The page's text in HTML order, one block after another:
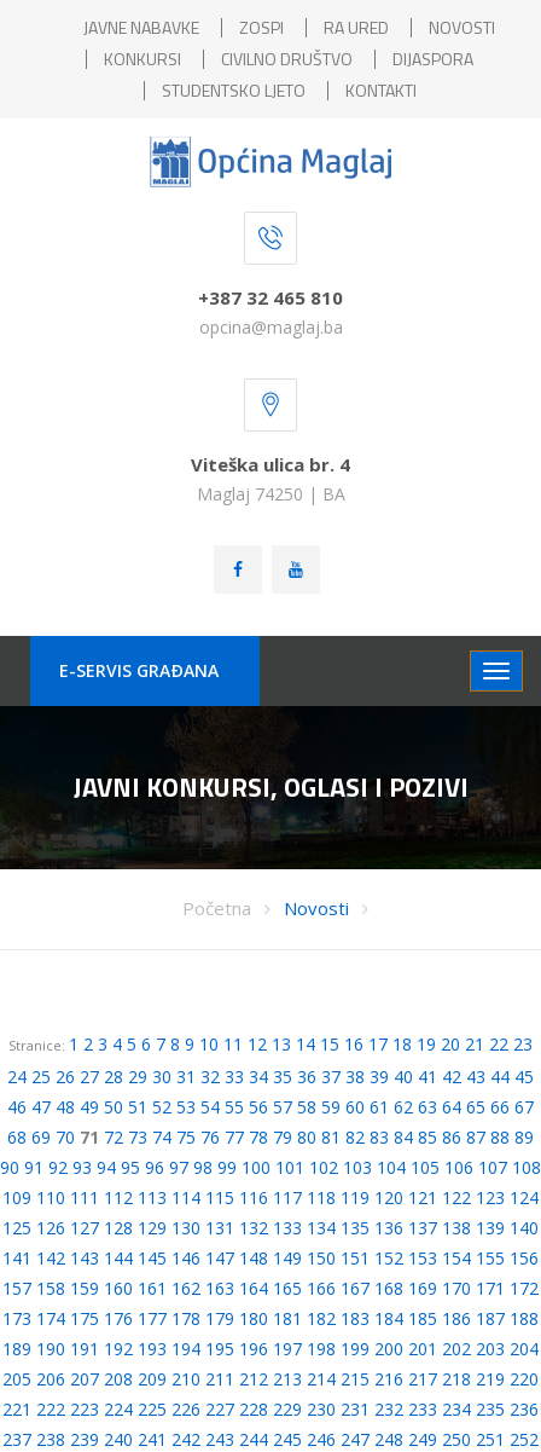
JAVNE NABAVKE ZOSPI RA URED
NOVOSTI
KONKURSI
CIVILNO DRUŠTVO
DIJASPORA
STUDENTSKO LJETO
KONTAKTI
+387 32 465 810
opcina@maglaj.ba
Viteška ulica br. 4
Maglaj 74250 | BA
E-SERVIS GRAÐANA
JAVNI KONKURSI, OGLASI I POZIVI
Početna Novosti
Stranice: 1 2 3 4 5 6 7 8 9 10 11 12 13 14 15 16 17 18 19 20 21 22 23
24 25 26 27 28 29 30 31 32 33 34 35 36 37 38 39 40 41 42 43 44 45
46 47 48 49 50 51 52 53 54 55 56 57 58 59 60 61 62 63 64 65 66 67
68 69 70 71 72 73 74 75 76 77 78 79 80 81 82 83 84 85 86 87 88 89
90 91 92 93 94 95 96 97 98 99 100 101 102 103 104 105 106 107 108
109 110 111 112 113 114 115 116 117 118 119 120 121 122 123 124
125 126 127 128 129 130 131 132 133 134 135 136 137 138 139 140
141 142 143 144 145 146 147 148 149 150 151 152 153 154 155 156
157 158 159 160 161 162 163 164 165 166 167 168 169 170 171 172
173 174 175 176 177 178 179 180 181 182 183 184 185 186 187 188
189 190 191 192 193 194 195 196 197 198 199 200 201 202 203 204
205 206 207 208 209 210 211 212 213 214 215 216 217 218 219 220
221 222 223 224 225 226 227 228 229 230 231 232 233 234 235 236
237 238 239 240 241 242 243 244 245 246 247 248 249 250 251 252